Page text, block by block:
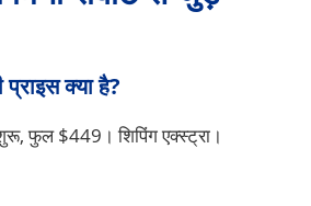
प्राइस क्या है?
फुल $449। शिपिंग एक्स्ट्रा।